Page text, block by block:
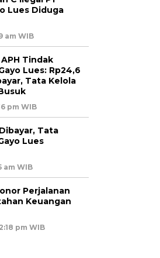
Lues Diduga
am WIB
Tindak
Lues: Rp24,6
Tata Kelola
pm WIB
Tata
Lues
am WIB
Perjalanan
Keuangan
pm WIB